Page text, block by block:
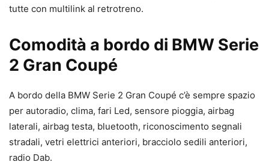
tutte con multilink al retrotreno.
Comodità a bordo di BMW Serie
2 Gran Coupé
A bordo della BMW Serie 2 Gran Coupé c’è sempre spazio
per autoradio, clima, fari Led, sensore pioggia, airbag
laterali, airbag testa, bluetooth, riconoscimento segnali
stradali, vetri elettrici anteriori, bracciolo sedili anteriori,
radio Dab.